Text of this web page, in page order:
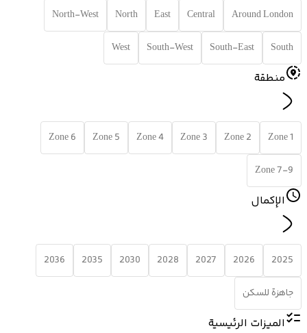
Around London
Central
East
North
North-West
South
South-East
South-West
West
منطقة
Zone 1
Zone 2
Zone 3
Zone 4
Zone 5
Zone 6
Zone 7-9
الإكمال
2025
2026
2027
2028
2030
2035
2036
جاهزة للسكن
الميزات الرئيسية